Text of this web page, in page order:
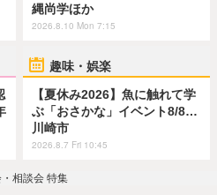
縄尚学ほか
2026.8.10 Mon 7:15
趣味・娯楽
【夏休み2026】魚に触れて学
ぶ「おさかな」イベント8/8…
川崎市
2026.8.7 Fri 10:45
相談会 特集